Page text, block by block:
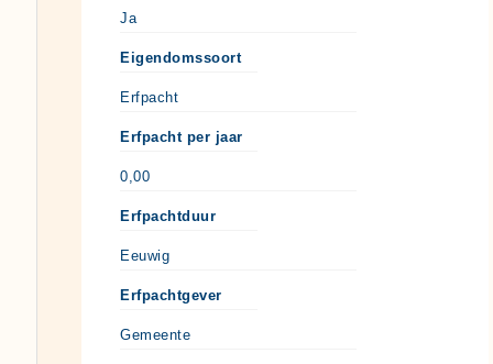
Ja
Eigendomssoort
Erfpacht
Erfpacht per jaar
0,00
Erfpachtduur
Eeuwig
Erfpachtgever
Gemeente